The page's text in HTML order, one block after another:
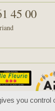
45 00
you control